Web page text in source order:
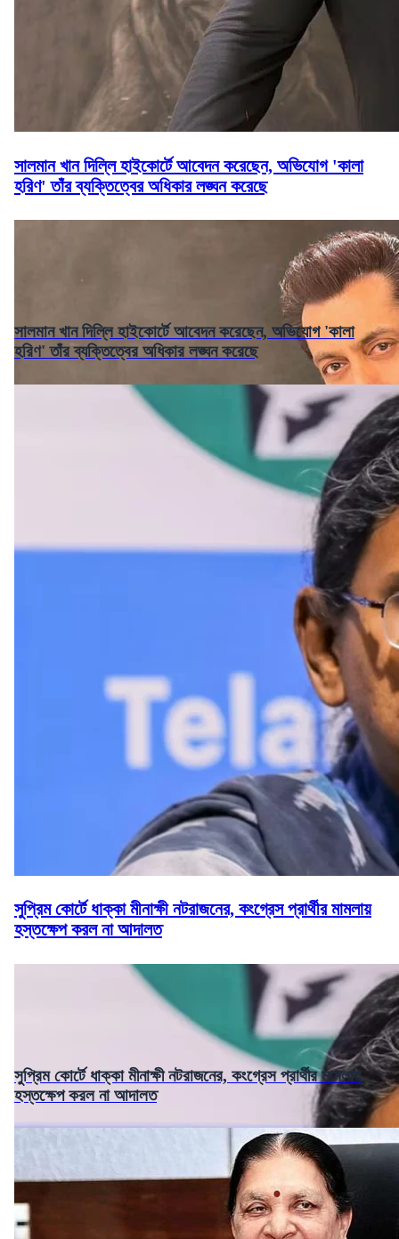
সালমান খান দিল্লি হাইকোর্টে আবেদন করেছেন, অভিযোগ 'কালা
হরিণ' তাঁর ব্যক্তিত্বের অধিকার লঙ্ঘন করেছে
সালমান খান দিল্লি হাইকোর্টে আবেদন করেছেন, অভিযোগ 'কালা
হরিণ' তাঁর ব্যক্তিত্বের অধিকার লঙ্ঘন করেছে
সুপ্রিম কোর্টে ধাক্কা মীনাক্ষী নটরাজনের, কংগ্রেস প্রার্থীর মামলায়
হস্তক্ষেপ করল না আদালত
সুপ্রিম কোর্টে ধাক্কা মীনাক্ষী নটরাজনের, কংগ্রেস প্রার্থীর মামলায়
হস্তক্ষেপ করল না আদালত